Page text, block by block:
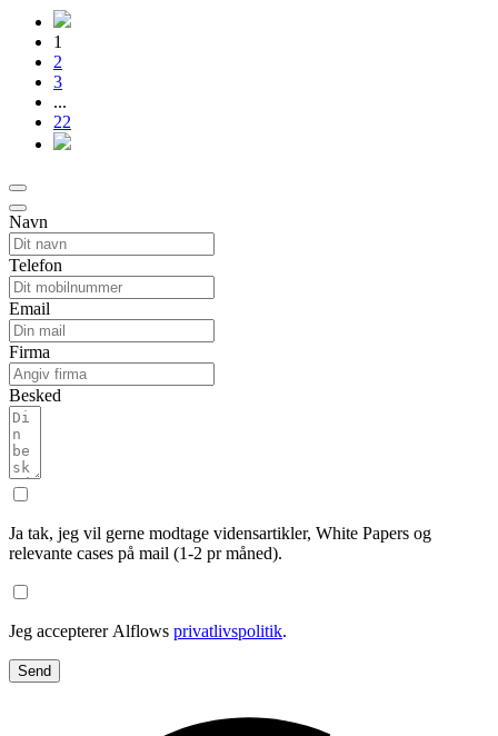
1
2
3
...
22
Navn
Telefon
Email
Firma
Besked
Ja tak, jeg vil gerne modtage vidensartikler, White Papers og
relevante cases på mail (1-2 pr måned).
Jeg accepterer Alflows privatlivspolitik.
Send